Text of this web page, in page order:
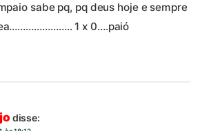
sabe pq, pq deus hoje e sempre
1 x 0….paió
disse: